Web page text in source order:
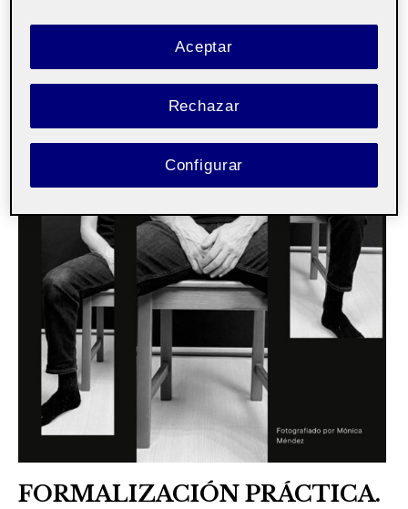
FORMALIZACIÓN PRÁCTICA.
Rechazar
Aceptar
Configurar